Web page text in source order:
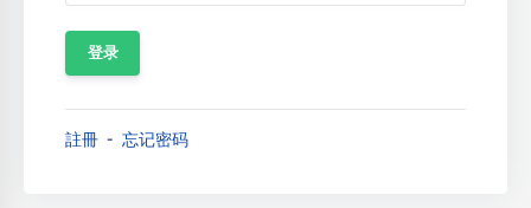
註冊 忘记密码